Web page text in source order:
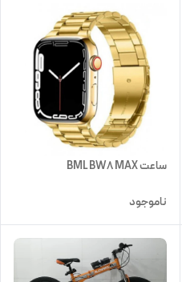
ساعت BML BW8 MAX
ناموجود